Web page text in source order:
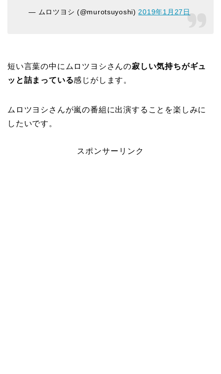
— ムロツヨシ (@murotsuyoshi) 2019年1月27日
短い言葉の中にムロツヨシさんの寂しい気持ちがギュ
ッと詰まっている感じがします。
ムロツヨシさんが嵐の番組に出演することを楽しみに
したいです。
スポンサーリンク